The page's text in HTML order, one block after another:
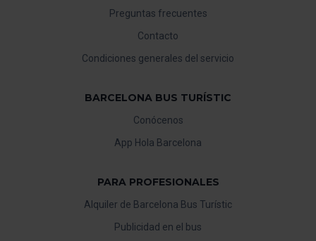
Preguntas frecuentes
Contacto
Condiciones generales del servicio
BARCELONA BUS TURÍSTIC
Conócenos
App Hola Barcelona
PARA PROFESIONALES
Alquiler de Barcelona Bus Turístic
Publicidad en el bus